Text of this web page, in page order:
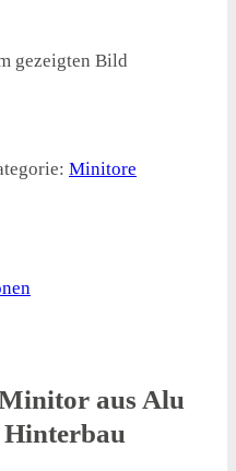
gezeigten Bild
Minitore
aus Alu
Hinterbau